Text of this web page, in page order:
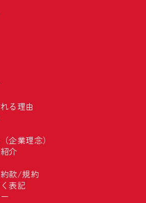
る理由
企業理念）
介
款/規約
表記